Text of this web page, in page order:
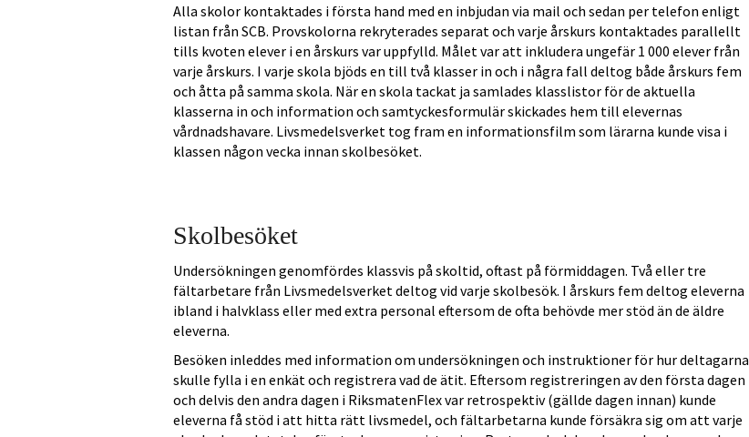
Alla skolor kontaktades i första hand med en inbjudan via mail och sedan per telefon enligt
listan från SCB. Provskolorna rekryterades separat och varje årskurs kontaktades parallellt
tills kvoten elever i en årskurs var uppfylld. Målet var att inkludera ungefär 1 000 elever från
varje årskurs. I varje skola bjöds en till två klasser in och i några fall deltog både årskurs fem
och åtta på samma skola. När en skola tackat ja samlades klasslistor för de aktuella
klasserna in och information och samtyckesformulär skickades hem till elevernas
vårdnadshavare. Livsmedelsverket tog fram en informationsfilm som lärarna kunde visa i
klassen någon vecka innan skolbesöket.
Skolbesöket
Undersökningen genomfördes klassvis på skoltid, oftast på förmiddagen. Två eller tre
fältarbetare från Livsmedelsverket deltog vid varje skolbesök. I årskurs fem deltog eleverna
ibland i halvklass eller med extra personal eftersom de ofta behövde mer stöd än de äldre
eleverna.
Besöken inleddes med information om undersökningen och instruktioner för hur deltagarna
skulle fylla i en enkät och registrera vad de ätit. Eftersom registreringen av den första dagen
och delvis den andra dagen i RiksmatenFlex var retrospektiv (gällde dagen innan) kunde
eleverna få stöd i att hitta rätt livsmedel, och fältarbetarna kunde försäkra sig om att varje